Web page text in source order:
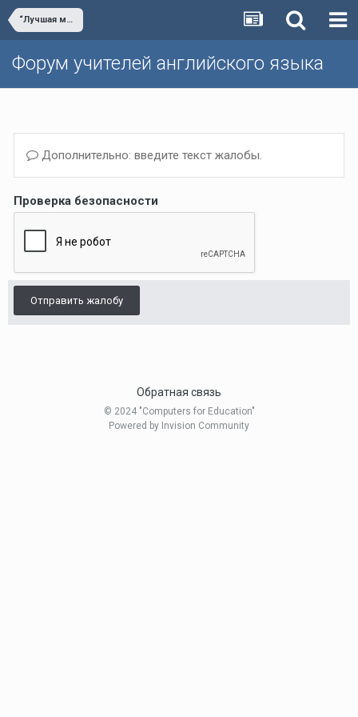
“Лучшая методическая разработка по английскому языку”
Форум учителей английского языка
Дополнительно: введите текст жалобы.
Проверка безопасности
Отправить жалобу
Обратная связь
© 2024 "Computers for Education"
Powered by Invision Community